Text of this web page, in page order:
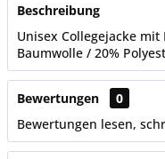
Beschreibung
Unisex Collegejacke
Baumwolle / 20%
Bewertungen
0
Bewertungen lesen,